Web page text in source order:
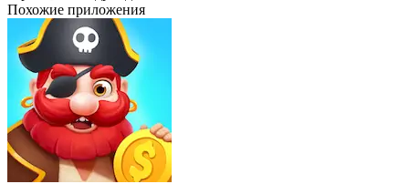
Похожие приложения